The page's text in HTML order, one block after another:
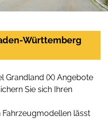
Württemberg
Grandland (X) Angebote
Sie sich Ihren
lässt